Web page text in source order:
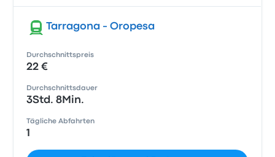
Tarragona - Oropesa
Durchschnittspreis
22 €
Durchschnittsdauer
3Std. 8Min.
Tägliche Abfahrten
1